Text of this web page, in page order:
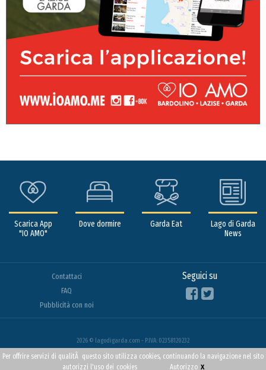
Scarica App
"IO AMO"
Dove dormire Garda Eat
Lago di Garda
News
Contattaci
FAQ
Pubblicità con noi
Seguici su
2026 © lagodigarda.com - P.IVA: 02358120232
Per offrire servizi di qualitÃ questo sito utilizza cookies, continuando la navigazione nel sito
autorizzi l'uso dei cookies Autorizzo x